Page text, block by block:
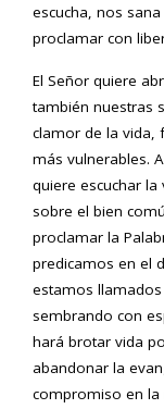
escucha, nos
proclamar con
El Señor quiere
también nuestras
clamor de la vida,
más vulnerables.
quiere escuchar
sobre el bien
proclamar la
predicamos en el
estamos
sembrando con
hará brotar vida
abandonar la
compromiso en la